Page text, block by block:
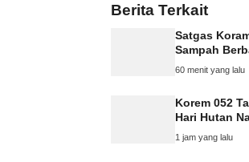
Berita Terkait
Satgas
Sampah
60 menit yang lalu
Korem 052
Hari Hutan
1 jam yang lalu